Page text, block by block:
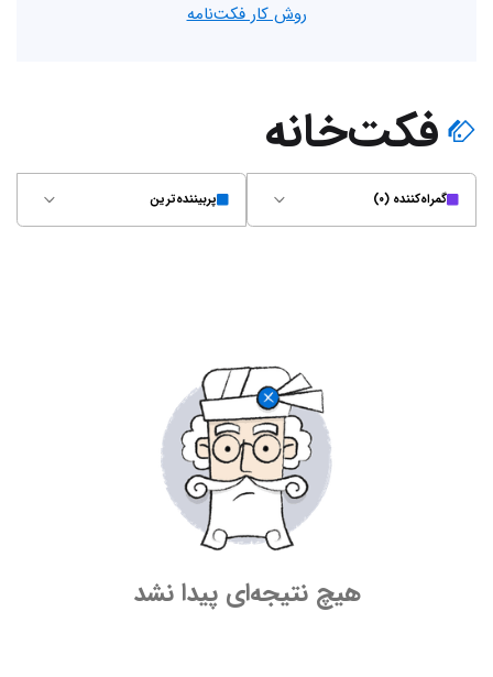
روش کار فکت‌نامه
فکت‌خانه
گمراه‌کننده (۰) پربیننده‌ترین
هیچ نتیجه‌ای پیدا نشد